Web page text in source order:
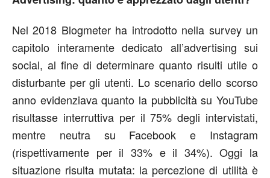
Nel 2018 Blogmeter ha introdotto nella survey un
capitolo interamente dedicato all’advertising sui
social, al fine di determinare quanto risulti utile o
disturbante per gli utenti. Lo scenario dello scorso
anno evidenziava quanto la pubblicità su YouTube
risultasse interruttiva per il 75% degli intervistati,
mentre neutra su Facebook e Instagram
(rispettivamente per il 33% e il 34%). Oggi la
situazione risulta mutata: la percezione di utilità è